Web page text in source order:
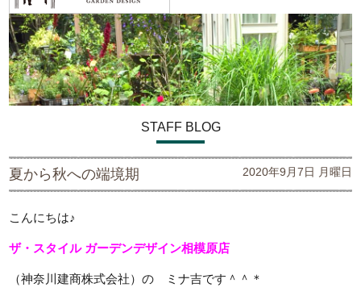
STAFF BLOG
夏から秋への端境期 2020年9月7日 月曜日
こんにちは♪
ザ・スタイル ガーデンデザイン相模原店
（神奈川建商株式会社）の ミナ吉です＾＾＊